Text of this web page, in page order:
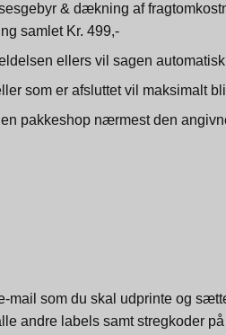
& dækning af
samlet Kr. 499,-
ellers vil sagen
som er afsluttet vil maksimalt
pakkeshop nærmest den
som du skal udprinte og
andre labels samt stregkoder